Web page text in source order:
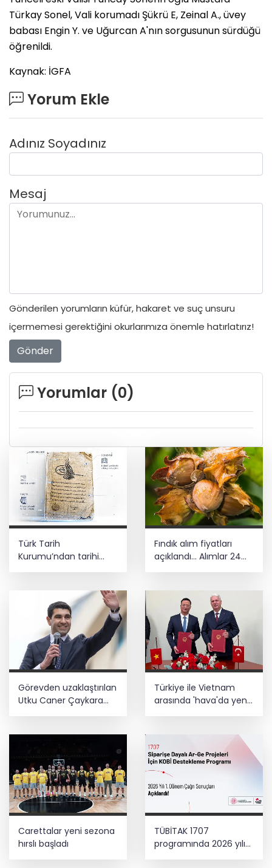
Türkay Sonel, Vali korumadı Şükrü E, Zeinal A., üvey
babası Engin Y. ve Uğurcan A'nın sorgusunun sürdüğü
öğrenildi.
Kaynak: İGFA
Yorum Ekle
Adınız Soyadınız
Mesaj
Gönderilen yorumların küfür, hakaret ve suç unsuru
içermemesi gerektiğini okurlarımıza önemle hatırlatırız!
Gönder
Yorumlar (0)
Türk Tarih
Kurumu’ndan tarihi
içerikler tek platformda
Fındık alım fiyatları
açıklandı... Alımlar 24
Ağustos'ta başlıyor
Görevden uzaklaştırılan
Utku Caner Çaykara
Türkiye ile Vietnam
arasında 'hava'da yeni
Carettalar yeni sezona
hırslı başladı
TÜBİTAK 1707
programında 2026 yılı